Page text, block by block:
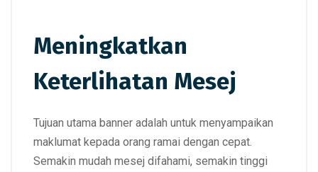
Meningkatkan
Keterlihatan Mesej
Tujuan utama banner adalah untuk menyampaikan
maklumat kepada orang ramai dengan cepat.
Semakin mudah mesej difahami, semakin tinggi